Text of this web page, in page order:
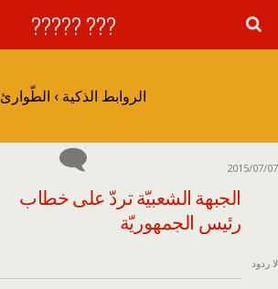
??? ?????
الروابط الذكية › الطّوارئ
2015/07/07
الجبهة الشعبيّة تردّ على خطاب
رئيس الجمهوريّة
لا ردود